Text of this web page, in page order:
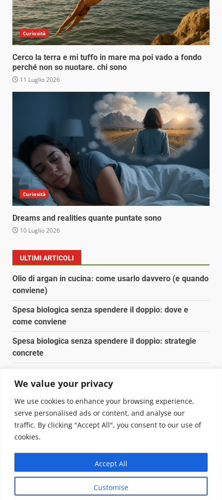
We value your privacy
We use cookies to enhance your browsing experience,
serve personalised ads or content, and analyse our
traffic. By clicking "Accept All", you consent to our use of
cookies.
Customise
Accept All
Curiosità
Cerco la terra e mi tuffo in mare ma poi vado a fondo
perché non so nuotare. chi sono
11 Luglio 2026
Curiosità
Dreams and realities quante puntate sono
10 Luglio 2026
ULTIMI ARTICOLI
Olio di argan in cucina: come usarlo davvero (e quando
conviene)
Spesa biologica senza spendere il doppio: dove e
come conviene
Spesa biologica senza spendere il doppio: strategie
concrete
Pulizia naturale della casa: 3 ingredienti che
sostituiscono 10 prodotti chimici
Copyright © 2025 Biopianeta.it proprietà di Jws Media
Questo blog non è una testata giornalistica, in quanto
viene aggiornato senza alcuna periodicità. Non può
pertanto considerarsi un prodotto editoriale ai sensi
della legge n. 62 del 07.03.2001|DarkNewsvon AF